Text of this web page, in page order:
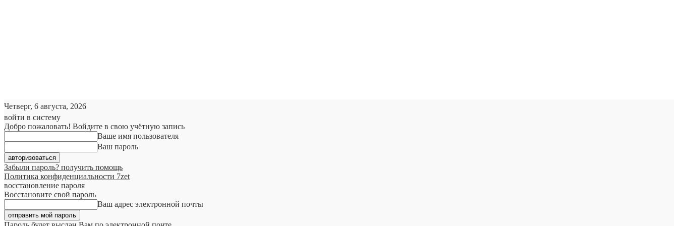
Четверг, 6 августа, 2026
войти в систему
Добро пожаловать! Войдите в свою учётную запись
Ваше имя пользователя
Ваш пароль
Забыли пароль? получить помощь
Политика конфиденциальности 7zet
восстановление пароля
Восстановите свой пароль
Ваш адрес электронной почты